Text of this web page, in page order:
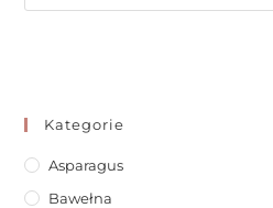
Kategorie
Asparagus
Bawełna